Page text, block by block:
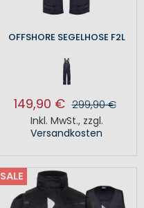
OFFSHORE SEGELHOSE F2L
149,90 € 299,90 €
Inkl. MwSt., zzgl.
Versandkosten
SALE